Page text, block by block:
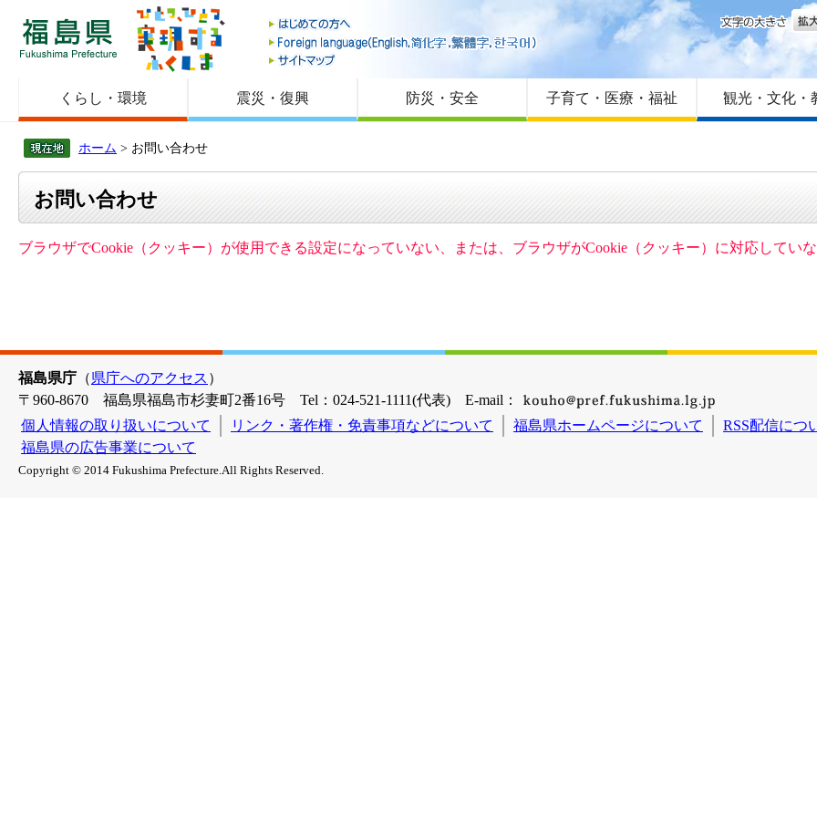
福島県
はじめての方へ
Foreign language
サイトマップ
文字
くらし・環境 震災・復興 防災・安全 子育て・医療・福祉 観光・文化・
ホーム > お問い合わせ
お問い合わせ
ブラウザでCookie（クッキー）が使用できる設定になっていない、または、ブラウザがCookie（クッキー）に対応してい
福島県庁 （県庁へのアクセス ）
〒960-8670 福島県福島市杉妻町2番16号 Tel：024-521-1111(代表) E-mail：
個人情報の取り扱いについて
リンク・著作権・免責事項などについて 福島県ホームページについて
RSS配信につ
福島県の広告事業について
Copyright © 2014 Fukushima Prefecture.All Rights Reserved.